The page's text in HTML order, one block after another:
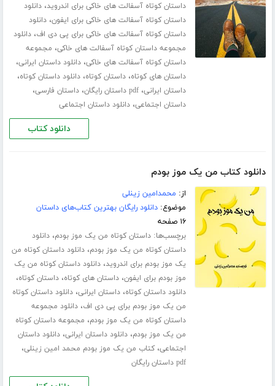
داستان کوتاه آسفالت های خاکی برای اندروید،دانلود
داستان کوتاه آسفالت های خاکی برای ایفون،دانلود
داستان کوتاه آسفالت های خاکی برای پی دی اف،دانلود
مجموعه داستان کوتاه آسفالت های خاکی، مجموعه
داستان کوتاه آسفالت های خاکی،دانلود داستان ایرانی،
داستان های کوتاه،داستان کوتاه،دانلود داستان کوتاه،
داستان ایرانی،pdf داستان رایگان ،داستان فارسی،
داستان اجتماعی،دانلود داستان اجتماعی
دانلود کتاب
دانلود کتاب من یک موز بودم
از: محمدامین زینلی
موضوع:دانلود رایگان بهترین کتاب‌های داستان
۱۶ صفحه
برچسب‌ها:داستان کوتاه من یک موز بودم،دانلود
داستان کوتاه من یک موز بودم،دانلود داستان کوتاه من
یک موز بودم برای اندروید،دانلود داستان کوتاه من یک
موز بودم برای ایفون،داستان های کوتاه،داستان کوتاه،
دانلود داستان کوتاه،داستان ایرانی،دانلود داستان کوتاه
من یک موز بودم برای پی دی اف،دانلود مجموعه
داستان کوتاه من یک موز بودم، مجموعه داستان کوتاه
من یک موز بودم،دانلود داستان ایرانی،دانلود داستان
اجتماعی،کتاب من یک موز بودم محمد امین زینلی،
pdf داستان رایگان